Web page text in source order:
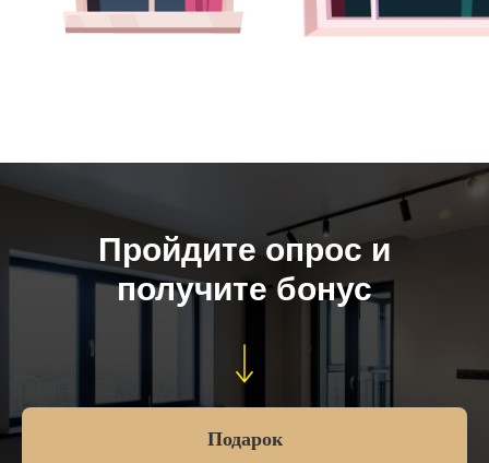
Пройдите опрос и
получите бонус
Подарок